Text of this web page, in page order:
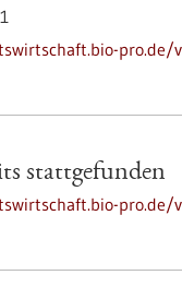
stattgefunden